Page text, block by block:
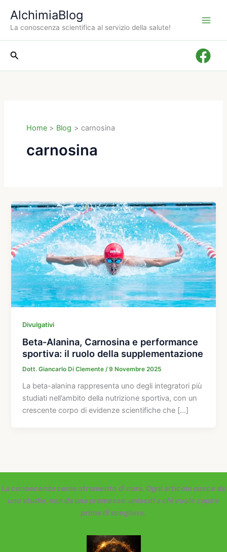
contenuto
AlchimiaBlog
La conoscenza scientifica al servizio della salute!
Cerca
Home Blog carnosina
carnosina
Divulgativi
Beta-Alanina, Carnosina e performance
sportiva: il ruolo della supplementazione
Dott. Giancarlo Di Clemente/9 Novembre 2025
La beta-alanina rappresenta uno degli integratori più
studiati nell’ambito della nutrizione sportiva, con un
crescente corpo di evidenze scientifiche che […]
La conoscenza come strumento di cura. Ogni articolo nasce da
uno studio, non da una promessa: unisciti a chi vuole capire
prima di scegliere.